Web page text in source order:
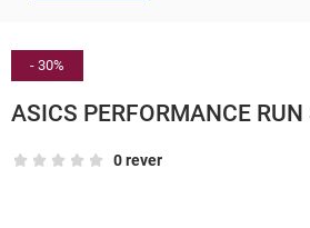
- 30%
ASICS PERFORMANCE RUN
0 rever